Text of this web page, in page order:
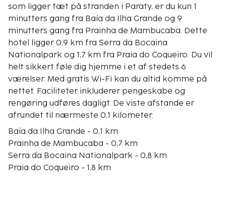
som ligger tæt på stranden i Paraty, er du kun 1
minutters gang fra Baía da Ilha Grande og 9
minutters gang fra Prainha de Mambucaba. Dette
hotel ligger 0,9 km fra Serra da Bocaina
Nationalpark og 1,7 km fra Praia do Coqueiro. Du vil
helt sikkert føle dig hjemme i et af stedets 6
værelser. Med gratis Wi-Fi kan du altid komme på
nettet. Faciliteter inkluderer pengeskabe og
rengøring udføres dagligt. De viste afstande er
afrundet til nærmeste 0,1 kilometer.
Baía da Ilha Grande - 0,1 km
Prainha de Mambucaba - 0,7 km
Serra da Bocaina Nationalpark - 0,8 km
Praia do Coqueiro - 1,8 km